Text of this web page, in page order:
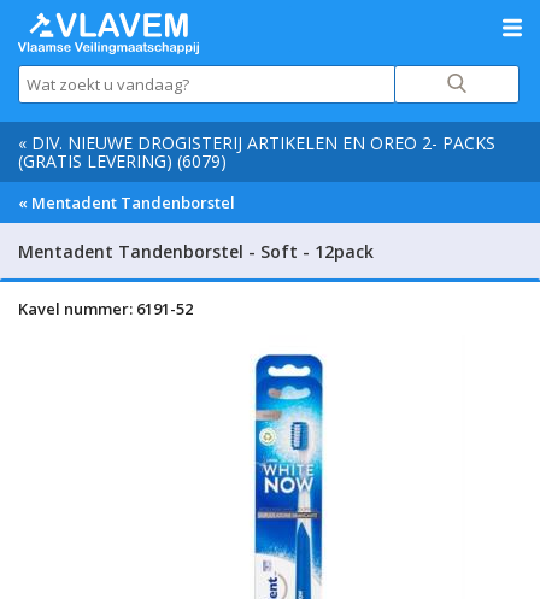
« DIV. NIEUWE DROGISTERIJ ARTIKELEN EN OREO 2- PACKS
(GRATIS LEVERING) (6079)
« Mentadent Tandenborstel
Mentadent Tandenborstel - Soft - 12pack
Kavel nummer: 6191-52